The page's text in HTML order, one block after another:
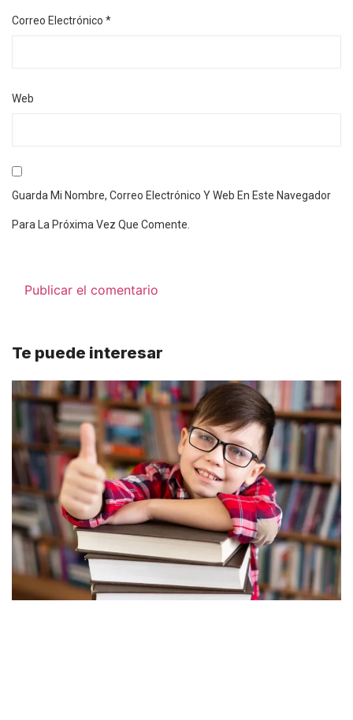
Correo Electrónico *
Web
Guarda Mi Nombre, Correo Electrónico Y Web En Este Navegador
Para La Próxima Vez Que Comente.
Te puede interesar